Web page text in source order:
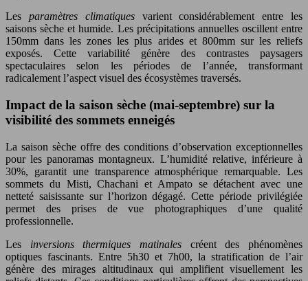
Les paramètres climatiquesvarient considérablement entre les
saisons sèche et humide. Les précipitations annuelles oscillent entre
150mm dans les zones les plus arides et 800mm sur les reliefs
exposés. Cette variabilité génère des contrastes paysagers
spectaculaires selon les périodes de l’année, transformant
radicalement l’aspect visuel des écosystèmes traversés.
Impact de la saison sèche (mai-septembre) sur la
visibilité des sommets enneigés
La saison sèche offre des conditions d’observation exceptionnelles
pour les panoramas montagneux. L’humidité relative, inférieure à
30%, garantit une transparence atmosphérique remarquable. Les
sommets du Misti, Chachani et Ampato se détachent avec une
netteté saisissante sur l’horizon dégagé. Cette période privilégiée
permet des prises de vue photographiques d’une qualité
professionnelle.
Les inversions thermiques matinales créent des phénomènes
optiques fascinants. Entre 5h30 et 7h00, la stratification de l’air
génère des mirages altitudinaux qui amplifient visuellement les